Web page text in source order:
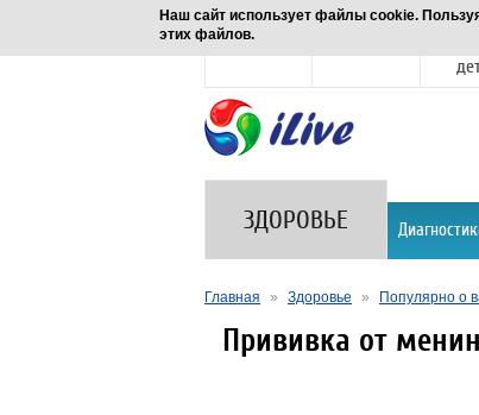
Наш сайт использует файлы cookie.
этих файлов.Новости
ЗДОРОВЬЕ
Главная » Здоровье » Популярно о
Прививка от